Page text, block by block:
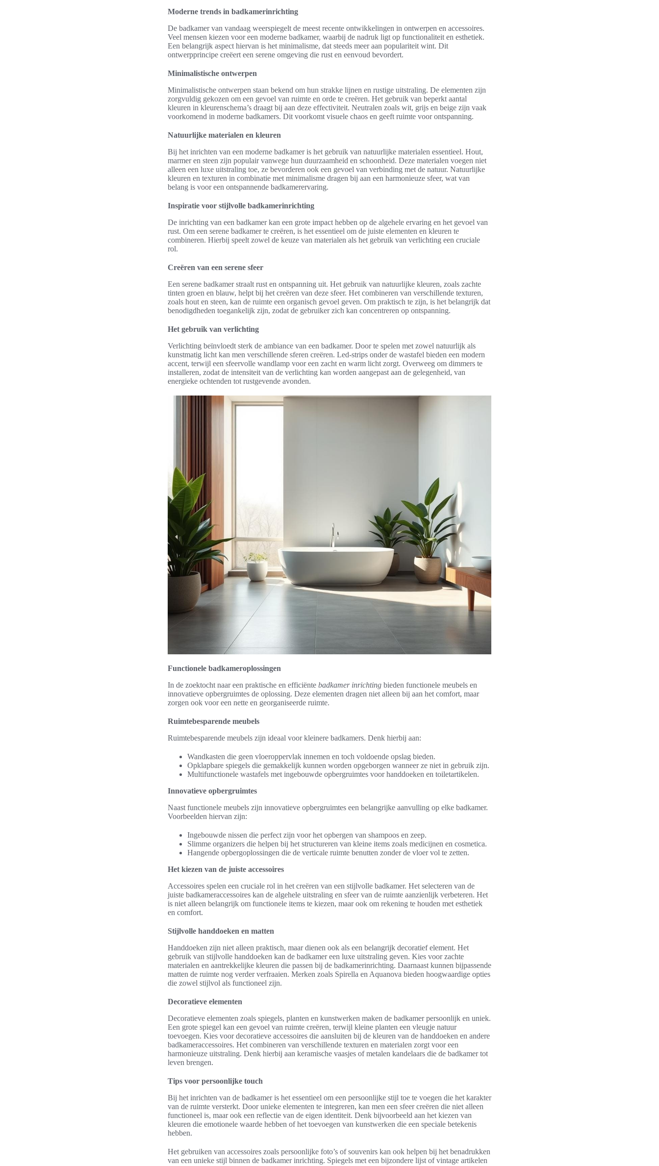
Moderne trends in badkamerinrichting
De badkamer van vandaag weerspiegelt de meest recente ontwikkelingen in ontwerpen en accessoires.
Veel mensen kiezen voor een moderne badkamer, waarbij de nadruk ligt op functionaliteit en esthetiek.
Een belangrijk aspect hiervan is het minimalisme, dat steeds meer aan populariteit wint. Dit
ontwerpprincipe creëert een serene omgeving die rust en eenvoud bevordert.
Minimalistische ontwerpen
Minimalistische ontwerpen staan bekend om hun strakke lijnen en rustige uitstraling. De elementen zijn
zorgvuldig gekozen om een gevoel van ruimte en orde te creëren. Het gebruik van beperkt aantal
kleuren in kleurenschema’s draagt bij aan deze effectiviteit. Neutralen zoals wit, grijs en beige zijn vaak
voorkomend in moderne badkamers. Dit voorkomt visuele chaos en geeft ruimte voor ontspanning.
Natuurlijke materialen en kleuren
Bij het inrichten van een moderne badkamer is het gebruik van natuurlijke materialen essentieel. Hout,
marmer en steen zijn populair vanwege hun duurzaamheid en schoonheid. Deze materialen voegen niet
alleen een luxe uitstraling toe, ze bevorderen ook een gevoel van verbinding met de natuur. Natuurlijke
kleuren en texturen in combinatie met minimalisme dragen bij aan een harmonieuze sfeer, wat van
belang is voor een ontspannende badkamerervaring.
Inspiratie voor stijlvolle badkamerinrichting
De inrichting van een badkamer kan een grote impact hebben op de algehele ervaring en het gevoel van
rust. Om een serene badkamer te creëren, is het essentieel om de juiste elementen en kleuren te
combineren. Hierbij speelt zowel de keuze van materialen als het gebruik van verlichting een cruciale
rol.
Creëren van een serene sfeer
Een serene badkamer straalt rust en ontspanning uit. Het gebruik van natuurlijke kleuren, zoals zachte
tinten groen en blauw, helpt bij het creëren van deze sfeer. Het combineren van verschillende texturen,
zoals hout en steen, kan de ruimte een organisch gevoel geven. Om praktisch te zijn, is het belangrijk dat
benodigdheden toegankelijk zijn, zodat de gebruiker zich kan concentreren op ontspanning.
Het gebruik van verlichting
Verlichting beïnvloedt sterk de ambiance van een badkamer. Door te spelen met zowel natuurlijk als
kunstmatig licht kan men verschillende sferen creëren. Led-strips onder de wastafel bieden een modern
accent, terwijl een sfeervolle wandlamp voor een zacht en warm licht zorgt. Overweeg om dimmers te
installeren, zodat de intensiteit van de verlichting kan worden aangepast aan de gelegenheid, van
energieke ochtenden tot rustgevende avonden.
Functionele badkameroplossingen
In de zoektocht naar een praktische en efficiënte badkamer inrichting bieden functionele meubels en
innovatieve opbergruimtes de oplossing. Deze elementen dragen niet alleen bij aan het comfort, maar
zorgen ook voor een nette en georganiseerde ruimte.
Ruimtebesparende meubels
Ruimtebesparende meubels zijn ideaal voor kleinere badkamers. Denk hierbij aan:
Wandkasten die geen vloeroppervlak innemen en toch voldoende opslag bieden.
Opklapbare spiegels die gemakkelijk kunnen worden opgeborgen wanneer ze niet in gebruik zijn.
Multifunctionele wastafels met ingebouwde opbergruimtes voor handdoeken en toiletartikelen.
Innovatieve opbergruimtes
Naast functionele meubels zijn innovatieve opbergruimtes een belangrijke aanvulling op elke badkamer.
Voorbeelden hiervan zijn:
Ingebouwde nissen die perfect zijn voor het opbergen van shampoos en zeep.
Slimme organizers die helpen bij het structureren van kleine items zoals medicijnen en cosmetica.
Hangende opbergoplossingen die de verticale ruimte benutten zonder de vloer vol te zetten.
Het kiezen van de juiste accessoires
Accessoires spelen een cruciale rol in het creëren van een stijlvolle badkamer. Het selecteren van de
juiste badkameraccessoires kan de algehele uitstraling en sfeer van de ruimte aanzienlijk verbeteren. Het
is niet alleen belangrijk om functionele items te kiezen, maar ook om rekening te houden met esthetiek
en comfort.
Stijlvolle handdoeken en matten
Handdoeken zijn niet alleen praktisch, maar dienen ook als een belangrijk decoratief element. Het
gebruik van stijlvolle handdoeken kan de badkamer een luxe uitstraling geven. Kies voor zachte
materialen en aantrekkelijke kleuren die passen bij de badkamerinrichting. Daarnaast kunnen bijpassende
matten de ruimte nog verder verfraaien. Merken zoals Spirella en Aquanova bieden hoogwaardige opties
die zowel stijlvol als functioneel zijn.
Decoratieve elementen
Decoratieve elementen zoals spiegels, planten en kunstwerken maken de badkamer persoonlijk en uniek.
Een grote spiegel kan een gevoel van ruimte creëren, terwijl kleine planten een vleugje natuur
toevoegen. Kies voor decoratieve accessoires die aansluiten bij de kleuren van de handdoeken en andere
badkameraccessoires. Het combineren van verschillende texturen en materialen zorgt voor een
harmonieuze uitstraling. Denk hierbij aan keramische vaasjes of metalen kandelaars die de badkamer tot
leven brengen.
Tips voor persoonlijke touch
Bij het inrichten van de badkamer is het essentieel om een persoonlijke stijl toe te voegen die het karakter
van de ruimte versterkt. Door unieke elementen te integreren, kan men een sfeer creëren die niet alleen
functioneel is, maar ook een reflectie van de eigen identiteit. Denk bijvoorbeeld aan het kiezen van
kleuren die emotionele waarde hebben of het toevoegen van kunstwerken die een speciale betekenis
hebben.
Het gebruiken van accessoires zoals persoonlijke foto’s of souvenirs kan ook helpen bij het benadrukken
van een unieke stijl binnen de badkamer inrichting. Spiegels met een bijzondere lijst of vintage artikelen